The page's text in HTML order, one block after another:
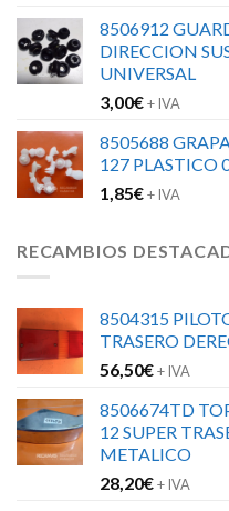
8506912
DIRECCION
UNIVERSAL
3,00€+ IVA
8505688
127 PLASTICO
1,85€+ IVA
RECAMBIOS
8504315
TRASERO
56,50€+ IVA
8506674TD
12 SUPER
METALICO
28,20€+ IVA